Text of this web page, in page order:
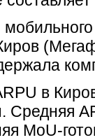
в
Средняя
MoU-